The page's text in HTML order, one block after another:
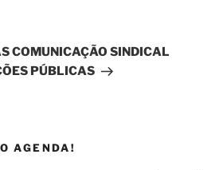
COMUNICAÇÃO SINDICAL
PÚBLICAS
AGENDA!